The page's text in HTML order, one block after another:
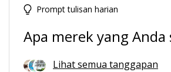
Prompt tulisan harian
Apa merek yang Anda
Lihat semua tanggapan